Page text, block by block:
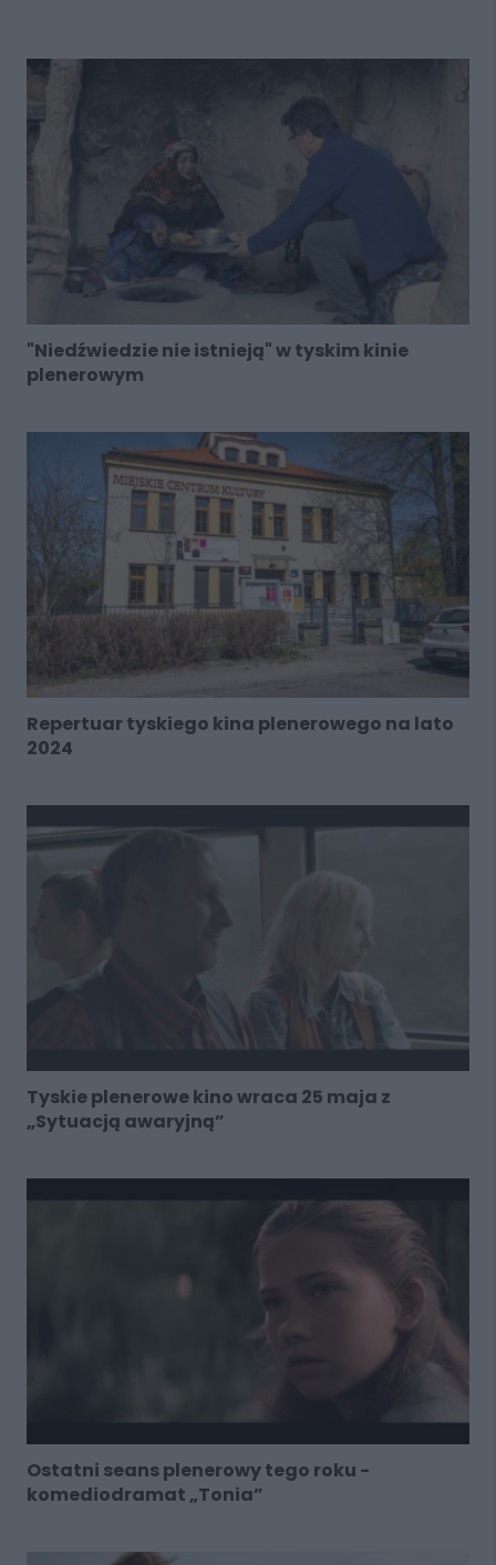
"Niedźwiedzie nie istnieją" w tyskim kinie
plenerowym
Repertuar tyskiego kina plenerowego na lato
2024
Tyskie plenerowe kino wraca 25 maja z
„Sytuacją awaryjną”
Ostatni seans plenerowy tego roku -
komediodramat „Tonia”